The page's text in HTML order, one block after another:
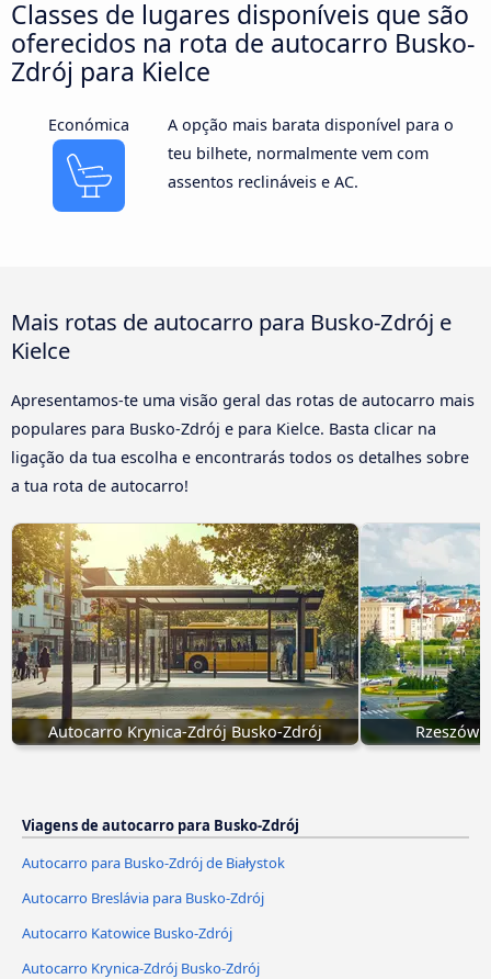
Classes de lugares disponíveis que são
oferecidos na rota de autocarro Busko-
Zdrój para Kielce
Económica
A opção mais barata disponível para o
teu bilhete, normalmente vem com
assentos reclináveis e AC.
Mais rotas de autocarro para Busko-Zdrój e
Kielce
Apresentamos-te uma visão geral das rotas de autocarro mais
populares para Busko-Zdrój e para Kielce. Basta clicar na
ligação da tua escolha e encontrarás todos os detalhes sobre
a tua rota de autocarro!
Autocarro Krynica-Zdrój Busko-Zdrój Rzeszów
Viagens de autocarro para Busko-Zdrój
Autocarro para Busko-Zdrój de Białystok
Autocarro Breslávia para Busko-Zdrój
Autocarro Katowice Busko-Zdrój
Autocarro Krynica-Zdrój Busko-Zdrój